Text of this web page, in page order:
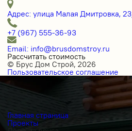
Адрес: улица Малая Дмитровка,
+7 (967) 555-36-93
Email: info@brusdomstroy.ru
Рассчитать стоимость
© Брус Дом Строй, 2026
Пользовательское соглашение
Главная страница
Проекты